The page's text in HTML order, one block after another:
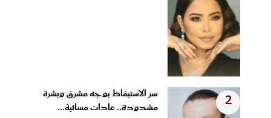
2
سر الاستيقاظ بوجه مشرق وبشرة
مشدودة.. عادات مسائية...